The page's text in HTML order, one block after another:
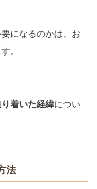
になるのかは、お
。
着いた経緯につい
法